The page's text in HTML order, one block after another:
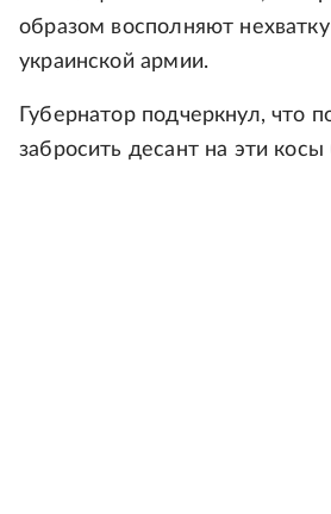
образом восполняют
украинской армии.
Губернатор подчеркнул, что
забросить десант на эти